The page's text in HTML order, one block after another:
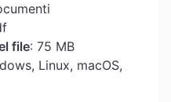
file: 75 MB
Linux, macOS,